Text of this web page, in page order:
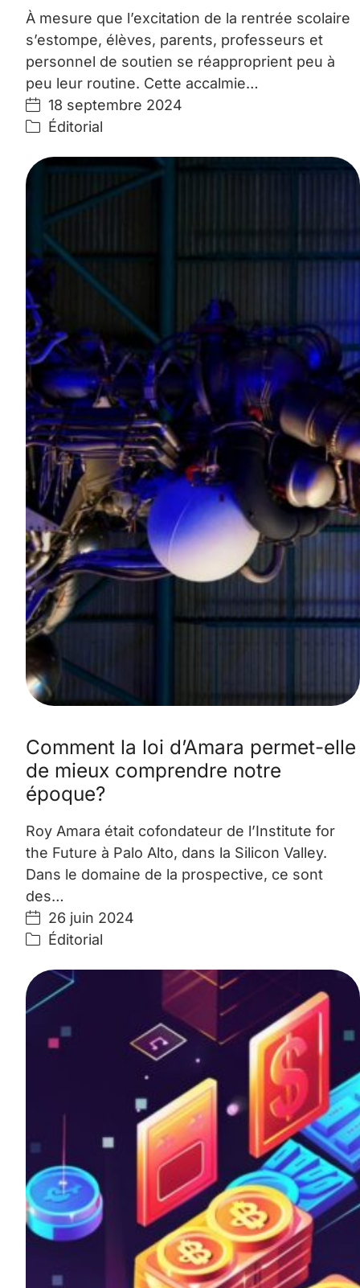
À mesure que l’excitation de la rentrée scolaire
s’estompe, élèves, parents, professeurs et
personnel de soutien se réapproprient peu à
peu leur routine. Cette accalmie…
18 septembre 2024
Éditorial
Comment la loi d’Amara permet-elle
de mieux comprendre notre
époque?
Roy Amara était cofondateur de l’Institute for
the Future à Palo Alto, dans la Silicon Valley.
Dans le domaine de la prospective, ce sont
des…
26 juin 2024
Éditorial